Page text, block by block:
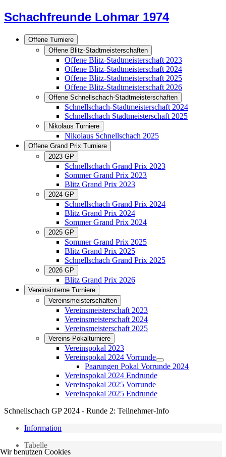
Schachfreunde Lohmar 1974
Offene Turniere
Offene Blitz-Stadtmeisterschaften
Offene Blitz-Stadtmeisterschaft 2023
Offene Blitz-Stadtmeisterschaft 2024
Offene Blitz-Stadtmeisterschaft 2025
Offene Blitz-Stadtmeisterschaft 2026
Offene Schnellschach-Stadtmeisterschaften
Schnellschach-Stadtmeisterschaft 2024
Schnellschach Stadtmeisterschaft 2025
Nikolaus Turniere
Nikolaus Schnellschach 2025
Offene Grand Prix Turniere
2023 GP
Schnellschach Grand Prix 2023
Sommer Grand Prix 2023
Blitz Grand Prix 2023
2024 GP
Schnellschach Grand Prix 2024
Blitz Grand Prix 2024
Sommer Grand Prix 2024
2025 GP
Sommer Grand Prix 2025
Blitz Grand Prix 2025
Schnellschach Grand Prix 2025
2026 GP
Blitz Grand Prix 2026
Vereinsinterne Turniere
Vereinsmeisterschaften
Vereinsmeisterschaft 2023
Vereinsmeisterschaft 2024
Vereinsmeisterschaft 2025
Vereins-Pokalturniere
Vereinspokal 2023
Vereinspokal 2024 Vorrunde
Paarungen Pokal Vorrunde 2024
Vereinspokal 2024 Endrunde
Vereinspokal 2025 Vorrunde
Vereinspokal 2025 Endrunde
Schnellschach GP 2024 - Runde 2: Teilnehmer-Info
Information
Tabelle
Wir benutzen Cookies